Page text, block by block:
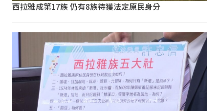
西拉雅成第17族 仍有8族待獲法定原民身分